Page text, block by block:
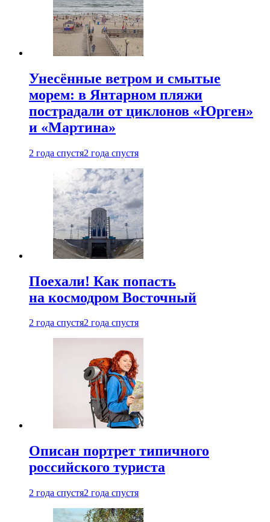
Унесённые ветром и смытые
морем: в Янтарном пляжи
пострадали от циклонов «Юрген»
и «Мартина»
2 года спустя2 года спустя
Поехали! Как попасть
на космодром Восточный
2 года спустя2 года спустя
Описан портрет типичного
российского туриста
2 года спустя2 года спустя